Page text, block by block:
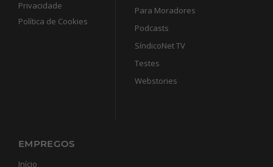
Privacidade
Política de Cookies
Para Moradores
Podcasts
SíndicoNet TV
Testes
Webstories
EMPREGOS
Início